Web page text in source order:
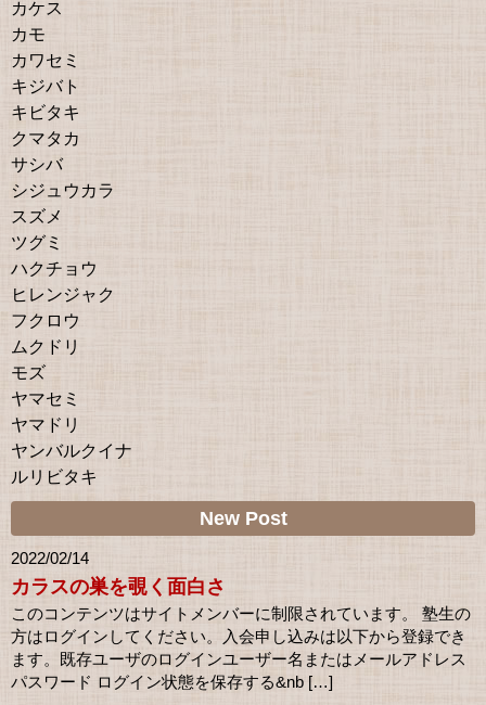
カケス
カモ
カワセミ
キジバト
キビタキ
クマタカ
サシバ
シジュウカラ
スズメ
ツグミ
ハクチョウ
ヒレンジャク
フクロウ
ムクドリ
モズ
ヤマセミ
ヤマドリ
ヤンバルクイナ
ルリビタキ
New Post
2022/02/14
カラスの巣を覗く面白さ
このコンテンツはサイトメンバーに制限されています。 塾生の
方はログインしてください。入会申し込みは以下から登録でき
ます。既存ユーザのログインユーザー名またはメールアドレス
パスワード ログイン状態を保存する&nb […]